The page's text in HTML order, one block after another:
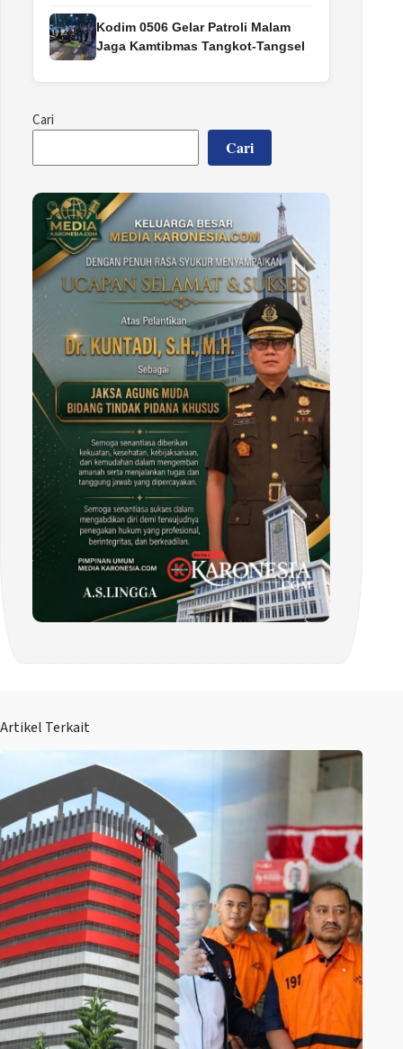
Kodim 0506 Gelar Patroli Malam
Jaga Kamtibmas Tangkot-Tangsel
Cari
Cari
Artikel Terkait